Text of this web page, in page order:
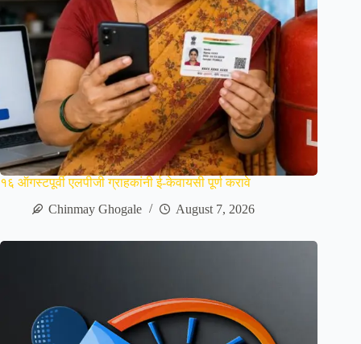
१६ ऑगस्टपूर्वी एलपीजी ग्राहकांनी ई-केवायसी पूर्ण करावे
Chinmay Ghogale
August 7, 2026